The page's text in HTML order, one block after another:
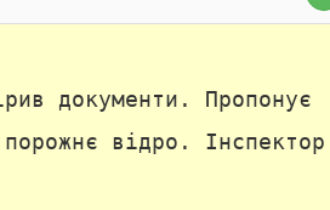
документи. Пропонує
відро. Інспектор